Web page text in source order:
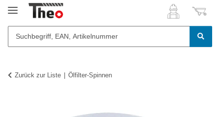
Zurück zur Liste Ölfilter-Spinnen